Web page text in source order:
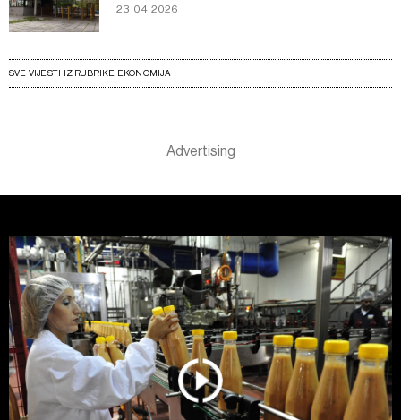
23.04.2026
SVE VIJESTI IZ RUBRIKE EKONOMIJA